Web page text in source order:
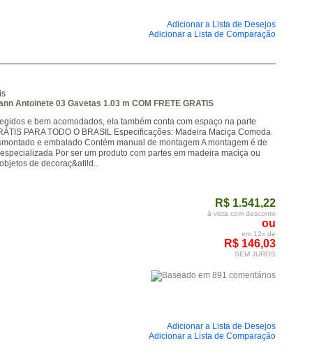
Adicionar a Lista de Desejos
Adicionar a Lista de Comparação
Antoinete 03 Gavetas 1.03 m COM FRETE GRATIS
e bem acomodados, ela também conta com espaço na parte
PARA TODO O BRASIL Especificações: Madeira Maciça Comoda
e embalado Contém manual de montagem A montagem é de
Por ser um produto com partes em madeira maciça ou
de decoraç&atild..
R$ 1.541,22
à vista com desconto
ou
em 12x de
R$ 146,03
SEM JUROS
Adicionar a Lista de Desejos
Adicionar a Lista de Comparação